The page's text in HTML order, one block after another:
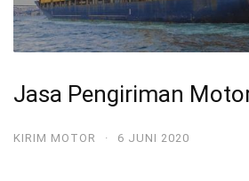
Jasa Pengiriman
KIRIM MOTOR · 6 JUNI 2020